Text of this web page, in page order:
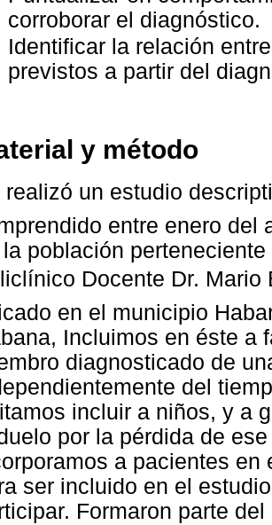
corroborar el diagnóstico.
Identificar la relación
previstos a partir del
y método
realizó un estudio
entre enero del
población
Docente Dr.
en el municipio
Incluimos en éste a
diagnosticado de
del
incluir a niños, y a
por la pérdida de
a pacientes
ser incluido en el
Formaron parte